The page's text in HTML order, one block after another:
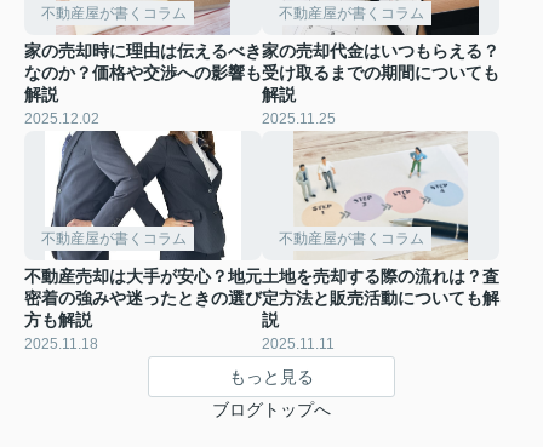
不動産屋が書くコラム
家の売却時に理由は伝えるべき
なのか？価格や交渉への影響も
解説
2025.12.02
不動産屋が書くコラム
家の売却代金はいつもらえる？
受け取るまでの期間についても
解説
2025.11.25
不動産屋が書くコラム
不動産売却は大手が安心？地元
密着の強みや迷ったときの選び
方も解説
2025.11.18
不動産屋が書くコラム
土地を売却する際の流れは？査
定方法と販売活動についても解
説
2025.11.11
もっと見る
ブログトップへ